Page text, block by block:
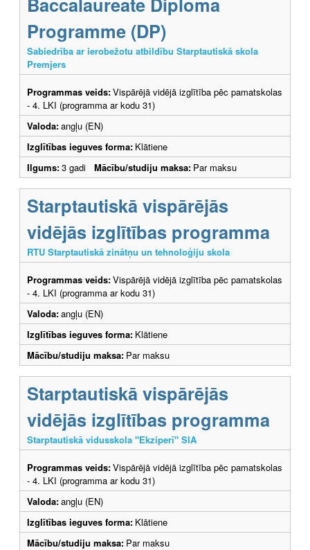
Programme (DP)
Sabiedrība ar ierobežotu atbildību Starptautiskā skola
Premjers
Programmas veids:Vispārējā vidējā izglītība pēc pamatskolas
- 4. LKI (programma ar kodu 31)
Valoda:angļu (EN)
Izglītības ieguves forma: Klātiene
Ilgums:3 gadi Mācību/studiju maksa: Par maksu
Starptautiskā vispārējās
vidējās izglītības programma
RTU Starptautiskā zinātņu un tehnoloģiju skola
Programmas veids:Vispārējā vidējā izglītība pēc pamatskolas
- 4. LKI (programma ar kodu 31)
Valoda:angļu (EN)
Izglītības ieguves forma: Klātiene
Mācību/studiju maksa: Par maksu
Starptautiskā vispārējās
vidējās izglītības programma
Starptautiskā vidusskola "Ekziperī" SIA
Programmas veids:Vispārējā vidējā izglītība pēc pamatskolas
- 4. LKI (programma ar kodu 31)
Valoda:angļu (EN)
Izglītības ieguves forma: Klātiene
Mācību/studiju maksa: Par maksu